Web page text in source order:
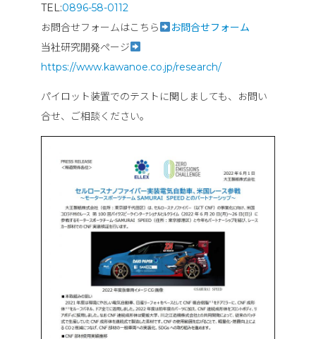
TEL:0896-58-0112
お問合せフォームはこちら
お問合せフォーム
当社研究開発ページ
https://www.kawanoe.co.jp/research/
パイロット装置でのテストに関しましても、お問い
合せ、ご相談ください。